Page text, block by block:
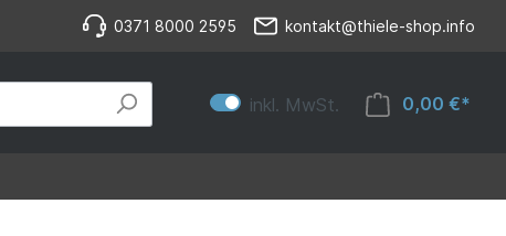
0371 8000 2595 kontakt@thiele-shop.info
inkl. MwSt. 0,00 €*